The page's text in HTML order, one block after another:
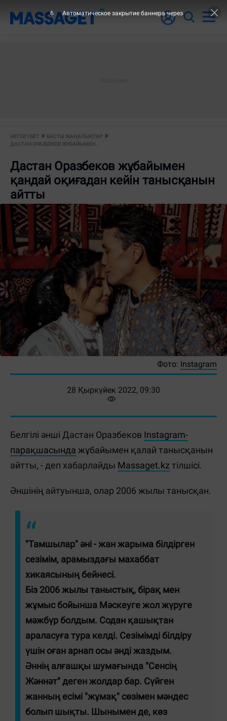
НЕГІЗГІ БЕТ
БАСТЫ ЖАҢАЛЫҚТАР
ДАСТАН ОРАЗБЕКОВ ЖҰБАЙЫМЕН...
Дастан Оразбеков жұбайымен
қандай оқиғадан кейін танысқанын
айтты
Фото: Instagram
28 Қыркүйек 2022, 09:30
Белгілі әнші Дастан Оразбеков Instagram-
парақшасында жұбайымен қалай танысқанын
айтты, - деп хабарлайды Massaget.kz тілшісі.
Әншінің айтуынша, олар 2006 жылы танысқан.
"Тамшылар" әні - жан жарыма білдірген
сезімім, арамыздағы махаббат
хикаясының бейнесі.
Біз 2006 жылы таныстық, бірақ мен
жұмыс бойынша Мәскеуге жол жүруге
мәжбүр болдым. Содан қашықтан
араласуға тура келді. Сезімімді білдіру
үшін оған арнап осы әнді жаздым.
Әннің алғашқы шумағында "Сенсің
Жәннәт" деген жолдар бар. Сүйген
жанның есімі "жұмақ" сөзімен мәндес
болып шықты. Шынымен де, көз
6 Автоматическое закрытие баннера через